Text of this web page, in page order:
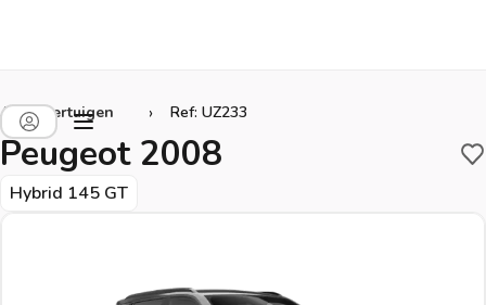
Alle voertuigen › Ref: UZ233
Peugeot 2008
Hybrid 145 GT